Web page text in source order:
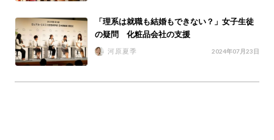
「理系は就職も結婚もできない？」女子生徒
の疑問 化粧品会社の支援
河原夏季 2024年07月23日